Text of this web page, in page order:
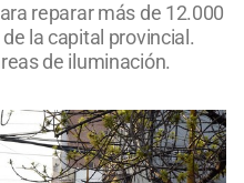
reparar más de 12.000
la capital provincial.
de iluminación.